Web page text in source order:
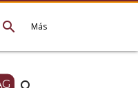
Más
search